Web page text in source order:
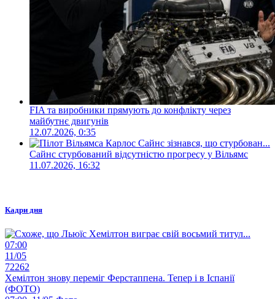
FIA та виробники прямують до конфлікту через
майбутнє двигунів
12.07.2026, 0:35
Сайнс стурбований відсутністю прогресу у Вільямс
11.07.2026, 16:32
Кадри дня
07:00
11/05
72262
Хемілтон знову переміг Ферстаппена. Тепер і в Іспанії
(ФОТО)